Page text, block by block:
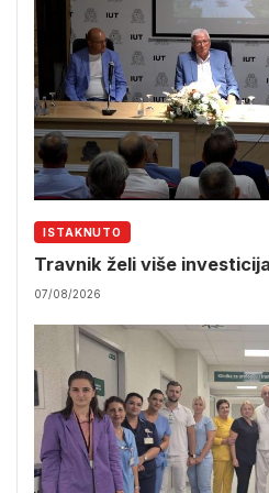
ISTAKNUTO
Travnik želi više
07/08/2026